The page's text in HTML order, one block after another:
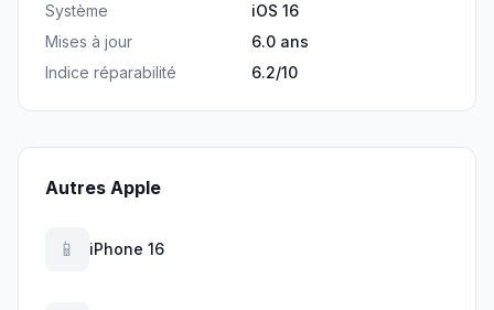
Système
iOS 16
Mises à jour
6.0 ans
Indice réparabilité
6.2/10
Autres Apple
📱 iPhone 16